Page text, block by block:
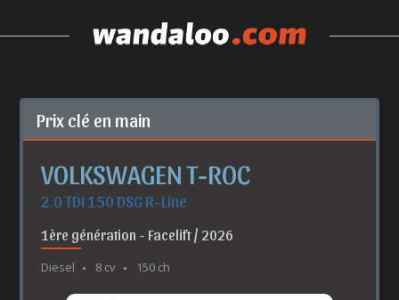
Prix clé en main
VOLKSWAGEN T-ROC
2.0 TDI 150 DSG R-Line
1ère génération - Facelift / 2026
Diesel 8 cv 150 ch